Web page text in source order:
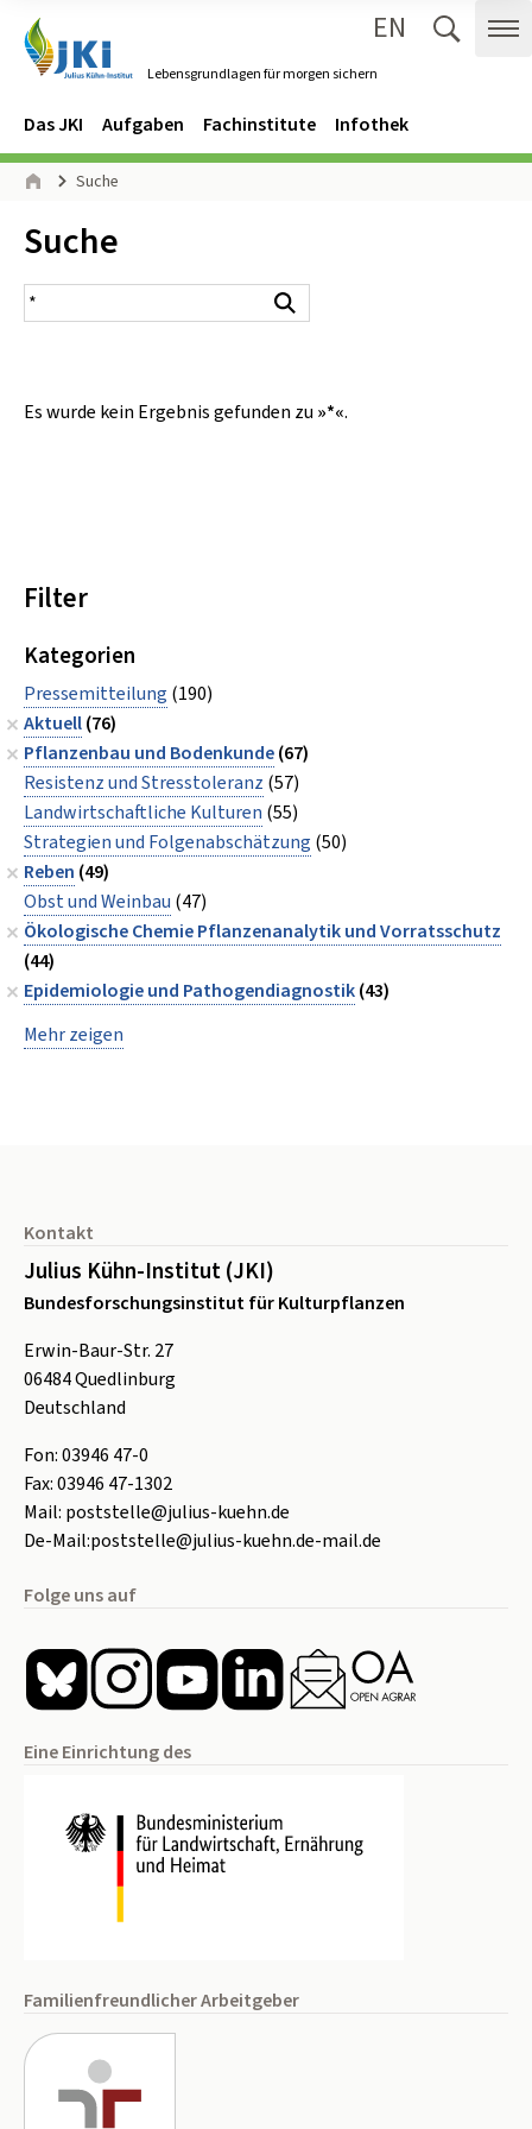
Lebensgrundlagen für morgen sichern
EN
Navigation
Hauptmenü
Das JKI Aufgaben Fachinstitute Infothek
Seitenpfad
Suche
Inhalt:
Suche
Suchergebnis
Es wurde kein Ergebnis gefunden zu »*«.
Filter
Kategorien
Pressemitteilung (190)
Aktuell(76)
Pflanzenbau und Bodenkunde(67)
Resistenz und Stresstoleranz (57)
Landwirtschaftliche Kulturen (55)
Strategien und Folgenabschätzung (50)
Reben (49)
Obst und Weinbau (47)
Ökologische Chemie Pflanzenanalytik und Vorratsschutz
(44)
Epidemiologie und Pathogendiagnostik(43)
Mehr zeigen
Kontakt
Julius Kühn-Institut (JKI)
Bundesforschungsinstitut für Kulturpflanzen
Erwin-Baur-Str. 27
06484Quedlinburg
Deutschland
Fon:03946 47-0
Fax:03946 47-1302
Mail: poststelle@julius-kuehn.de
De-Mail:poststelle@julius-kuehn.de-mail.de
Folge uns auf
Eine Einrichtung des
Familienfreundlicher Arbeitgeber